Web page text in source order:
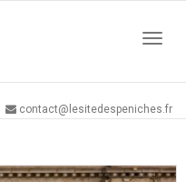
contact@lesitedespeniches.fr